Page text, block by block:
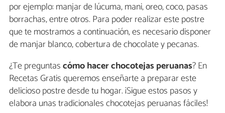
por ejemplo: manjar de lúcuma, mani, oreo, coco, pasas
borrachas, entre otros. Para poder realizar este postre
que te mostramos a continuación, es necesario disponer
de manjar blanco, cobertura de chocolate y pecanas.
¿Te preguntascómo hacer chocotejas peruanas? En
Recetas Gratis queremos enseñarte a preparar este
delicioso postre desde tu hogar. ¡Sigue estos pasos y
elabora unas tradicionales chocotejas peruanas fáciles!